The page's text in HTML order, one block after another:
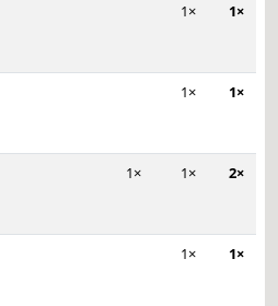
1× 1×
1× 1×
1× 1× 2×
1× 1×